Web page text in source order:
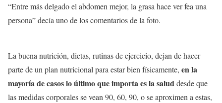
“Entre más delgado el abdomen mejor, la grasa hace ver fea una
persona”decía uno de los comentarios de la foto.
La buena nutrición, dietas, rutinas de ejercicio, dejan de hacer
parte de un plan nutricional para estar bien físicamente, en la
mayoría de casos lo último que importa es la saluddesde que
las medidas corporales se vean 90, 60, 90, o se aproximen a estas,